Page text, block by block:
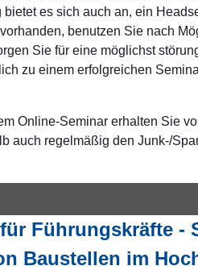
bietet es sich auch an, ein
benutzen Sie nach
Sie für eine möglichst
zu einem erfolgreichen
Online-Seminar erhalten Sie
auch regelmäßig den Junk-/
Führungskräfte -
Baustellen im